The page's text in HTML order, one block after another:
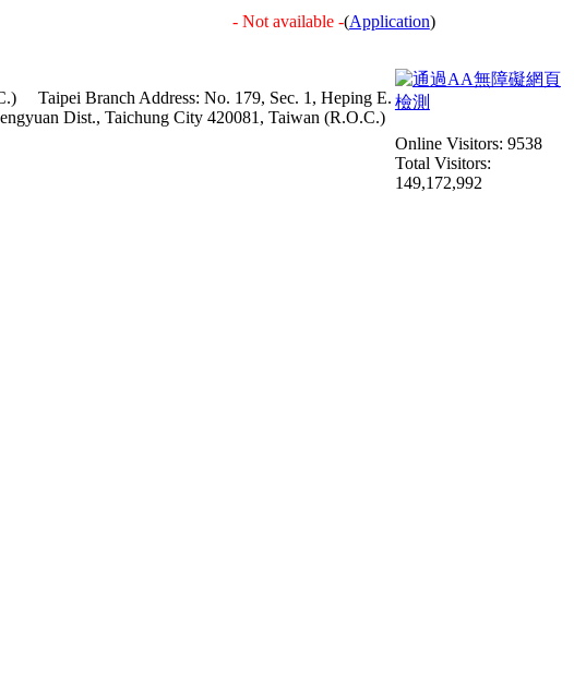
- Not available -(Application)
Taipei Branch Address: No. 179, Sec. 1, Heping E.
Dist., Taichung City 420081, Taiwan (R.O.C.)
Online Visitors: 9538
Total Visitors:
149,172,992